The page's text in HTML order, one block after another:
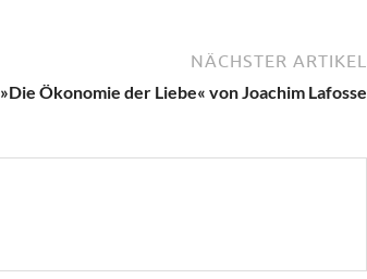
NÄCHSTER ARTIKEL
»Die Ökonomie der Liebe« von Joachim Lafosse